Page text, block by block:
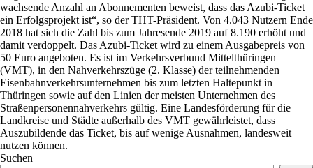
wachsende Anzahl an Abonnementen beweist, dass das Azubi-Ticket
ein Erfolgsprojekt ist“, so der THT-Präsident. Von 4.043 Nutzern Ende
2018 hat sich die Zahl bis zum Jahresende 2019 auf 8.190 erhöht und
damit verdoppelt. Das Azubi-Ticket wird zu einem Ausgabepreis von
50 Euro angeboten. Es ist im Verkehrsverbund Mittelthüringen
(VMT), in den Nahverkehrszüge (2. Klasse) der teilnehmenden
Eisenbahnverkehrsunternehmen bis zum letzten Haltepunkt in
Thüringen sowie auf den Linien der meisten Unternehmen des
Straßenpersonennahverkehrs gültig. Eine Landesförderung für die
Landkreise und Städte außerhalb des VMT gewährleistet, dass
Auszubildende das Ticket, bis auf wenige Ausnahmen, landesweit
nutzen können.
Suchen